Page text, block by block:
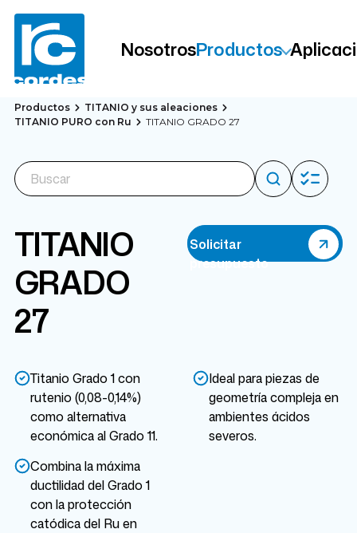
NosotrosProductos
Productos
TITANIO y sus aleaciones
TITANIO PURO con Ru
TITANIO GRADO 27
TITANIO
GRADO
27
Titanio Grado 1 con
rutenio (0,08-0,14%)
como alternativa
económica al Grado 11.
Combina la máxima
ductilidad del Grado 1
con la protección
catódica del Ru en
Ideal para piezas de
geometría compleja en
ambientes ácidos
severos.
Solicitar
presupuesto